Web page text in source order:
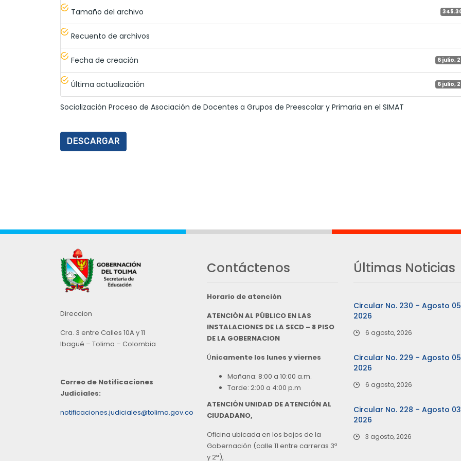
Tamaño del archivo
Recuento de archivos
Fecha de creación 6 julio,
Última actualización 6 julio,
Socialización Proceso de Asociación de Docentes a Grupos de Preescolar y Primaria en el SIMAT
DESCARGAR
Direccion
Cra. 3 entre Calles 10A y 11
Ibagué – Tolima – Colombia
Correo de Notificaciones
Judiciales:
notificaciones.judiciales@tolima.gov.co
Contáctenos
Horario de atención
ATENCIÓN AL PÚBLICO EN LAS
INSTALACIONES DE LA SECD – 8 PISO
DE LA GOBERNACION
Únicamente los lunes y viernes
Mañana: 8:00 a 10:00 a.m.
Tarde: 2:00 a 4:00 p.m
ATENCIÓN UNIDAD DE ATENCIÓN AL
CIUDADANO,
Oficina ubicada en los bajos de la
Gobernación (calle 11 entre carreras 3ª
y 2ª),
Últimas Noticias
Circular No. 230 – Agosto
2026
6 agosto, 2026
Circular No. 229 – Agosto
2026
6 agosto, 2026
Circular No. 228 – Agosto
2026
3 agosto, 2026